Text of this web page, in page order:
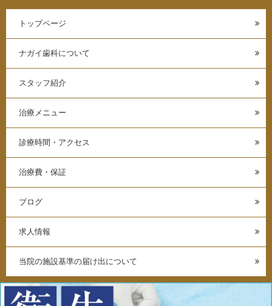
トップページ
ナガイ歯科について
スタッフ紹介
治療メニュー
診療時間・アクセス
治療費・保証
ブログ
求人情報
当院の施設基準の届け出について